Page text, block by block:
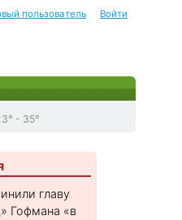
пользователь Войти
- 35°
главу
Гофмана «в